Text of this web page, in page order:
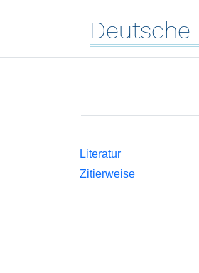
Deutsche
Literatur
Zitierweise